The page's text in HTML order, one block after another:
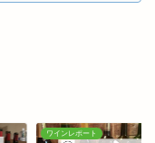
ワインレポート